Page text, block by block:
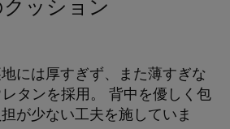
ッション
には厚すぎず、また薄すぎな
タンを採用。 背中を優しく包
が少ない工夫を施していま